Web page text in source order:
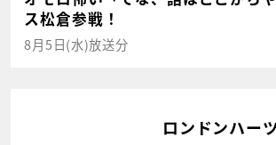
ス松倉参戦！
8月5日(水)放送分
ロンドンハー